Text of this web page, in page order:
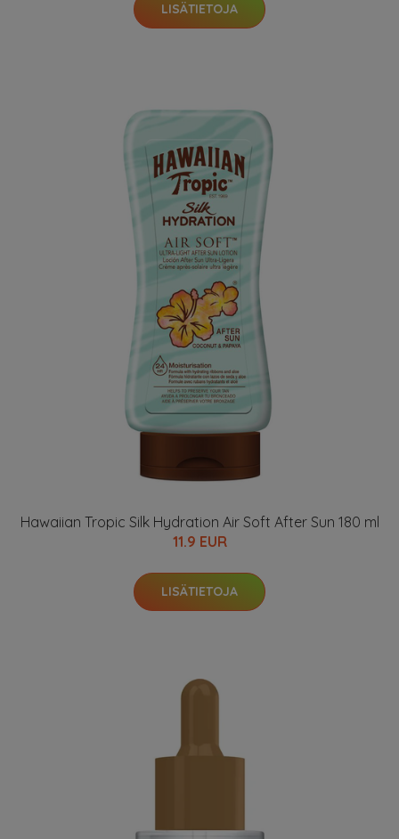
LISÄTIETOJA
Hawaiian Tropic Silk Hydration Air Soft After Sun 180 ml
11.9 EUR
LISÄTIETOJA